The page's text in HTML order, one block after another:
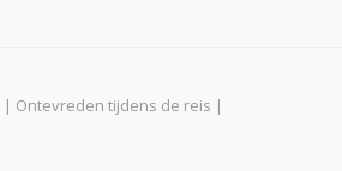
| Ontevreden tijdens de reis |